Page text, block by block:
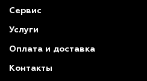
Сервис
Услуги
Оплата и доставка
Контакты